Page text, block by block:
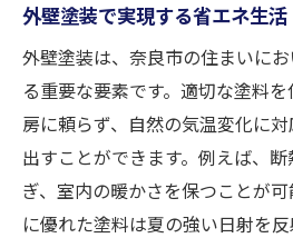
外壁塗装で実現する省エネ生活
外壁塗装は、奈良市の住まいに
る重要な要素です。適切な塗料
房に頼らず、自然の気温変化に
出すことができます。例えば、
ぎ、室内の暖かさを保つことが
に優れた塗料は夏の強い日射を